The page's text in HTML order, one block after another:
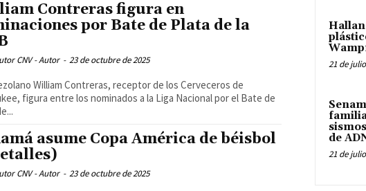
Contreras figura en
por Bate de Plata de la
CNV - Autor - 23 de octubre de 2025
William Contreras, receptor de los Cerveceros de
figura entre los nominados a la Liga Nacional por el Bate de
asume Copa América de béisbol
CNV - Autor - 23 de octubre de 2025
21 de
de
21 de